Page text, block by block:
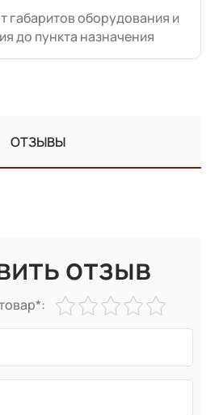
габаритов оборудования и
до пункта назначения
ОТЗЫВЫ
отзыв